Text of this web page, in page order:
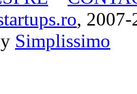
, 2007-
Simplissimo